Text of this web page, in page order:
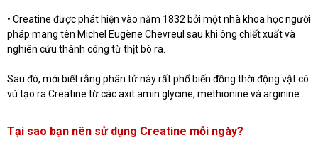
• Creatine được phát hiện vào năm 1832 bởi một nhà khoa học người
pháp mang tên Michel Eugène Chevreul sau khi ông chiết xuất và
nghiên cứu thành công từ thịt bò ra.
Sau đó, mới biết rằng phân tử này rất phổ biến đồng thời động vật có
vú tạo ra Creatine từ các axit amin glycine, methionine và arginine.
Tại sao bạn nên sử dụng Creatine mỗi ngày?